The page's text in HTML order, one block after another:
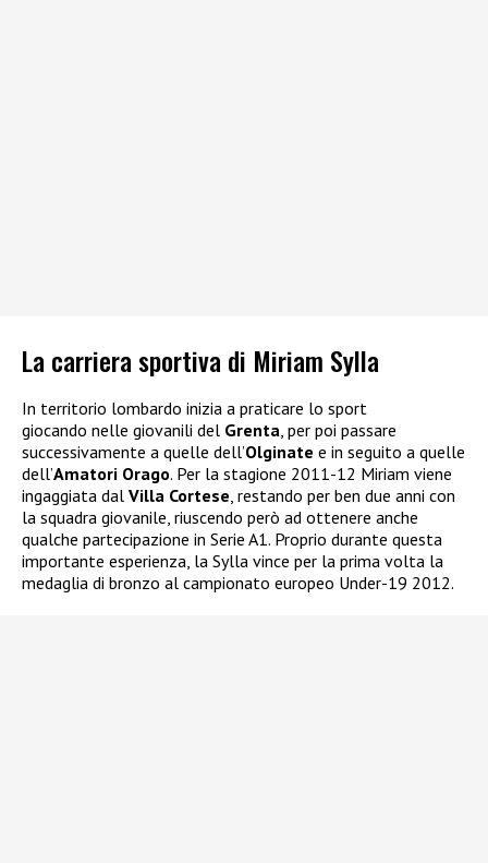
La carriera sportiva di Miriam Sylla
In territorio lombardo inizia a praticare lo sport
giocando nelle giovanili del Grenta, per poi passare
successivamente a quelle dell’Olginate e in seguito a quelle
dell’Amatori Orago. Per la stagione 2011-12 Miriam viene
ingaggiata dal Villa Cortese, restando per ben due anni con
la squadra giovanile, riuscendo però ad ottenere anche
qualche partecipazione in Serie A1. Proprio durante questa
importante esperienza, la Sylla vince per la prima volta la
medaglia di bronzo al campionato europeo Under-19 2012.